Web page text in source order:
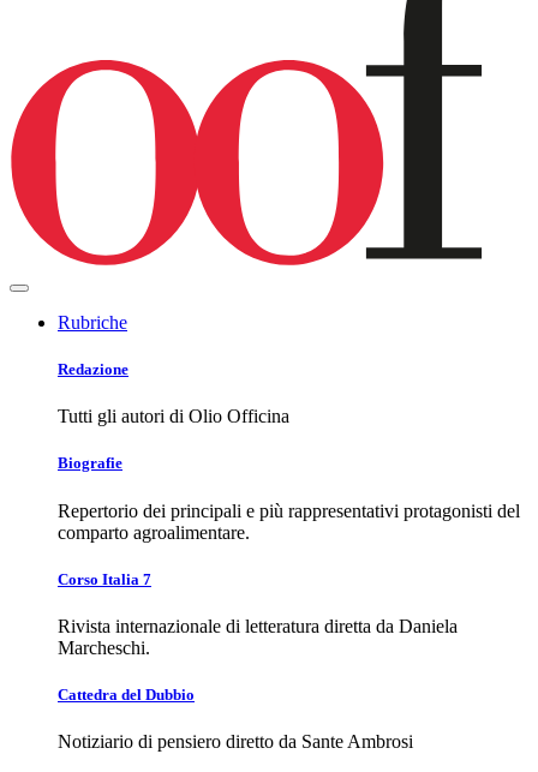
Rubriche
Redazione
Tutti gli autori di Olio Officina
Biografie
Repertorio dei principali e più rappresentativi protagonisti del
comparto agroalimentare.
Corso Italia 7
Rivista internazionale di letteratura diretta da Daniela
Marcheschi.
Cattedra del Dubbio
Notiziario di pensiero diretto da Sante Ambrosi